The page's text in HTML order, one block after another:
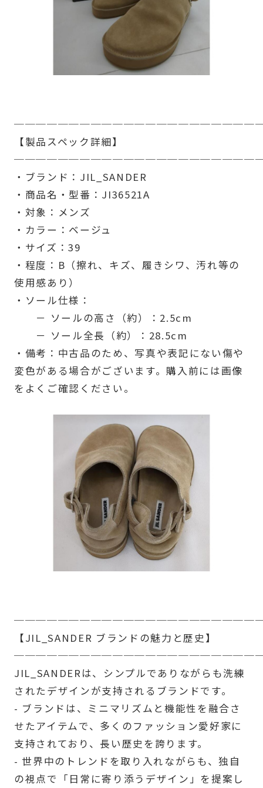
【製品スペック詳細】
・ブランド：JIL_SANDER
・商品名・型番：JI36521A
・対象：メンズ
・カラー：ベージュ
・サイズ：39
・程度：B（擦れ、キズ、履きシワ、汚れ等の
使用感あり）
・ソール仕様：
－ ソールの高さ（約）：2.5cm
－ ソール全長（約）：28.5cm
・備考：中古品のため、写真や表記にない傷や
変色がある場合がございます。購入前には画像
をよくご確認ください。
【JIL_SANDER ブランドの魅力と歴史】
JIL_SANDERは、シンプルでありながらも洗練
されたデザインが支持されるブランドです。
- ブランドは、ミニマリズムと機能性を融合さ
せたアイテムで、多くのファッション愛好家に
支持されており、長い歴史を誇ります。
- 世界中のトレンドを取り入れながらも、独自
の視点で「日常に寄り添うデザイン」を提案し